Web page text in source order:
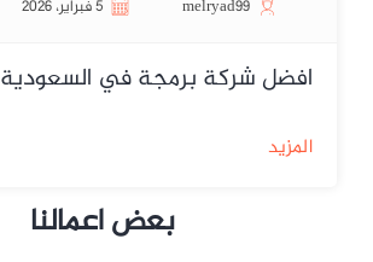
melryad99 5 فبراير، 2026
افضل شركة برمجة في السعودية 2026
المزيد
بعض اعمالنا